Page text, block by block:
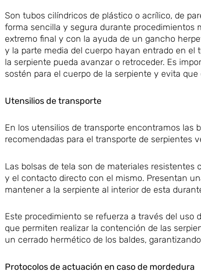
Son tubos cilíndricos de plástico o acrílico, de
forma sencilla y segura durante procedimientos
extremo final y con la ayuda de un gancho
y la parte media del cuerpo hayan entrado en el
la serpiente pueda avanzar o retroceder. Es
sostén para el cuerpo de la serpiente y evita
Utensilios de transporte
En los utensilios de transporte encontramos las
recomendadas para el transporte de serpientes
Las bolsas de tela son de materiales
y el contacto directo con el mismo. Presentan
mantener a la serpiente al interior de esta
Este procedimiento se refuerza a través del uso
que permiten realizar la contención de las
un cerrado hermético de los baldes,
Protocolos de actuación en caso de mordedura